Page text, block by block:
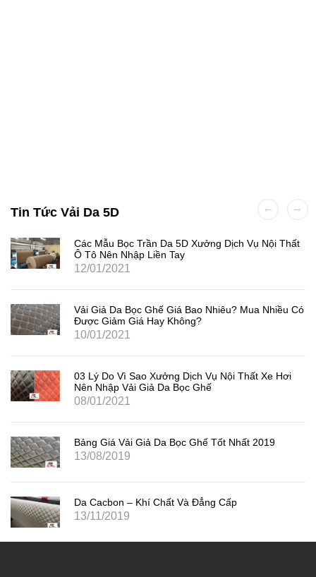
Tin Tức Vải Da 5D
Các Mẫu Bọc Trần Da 5D Xưởng Dịch Vụ Nội Thất
Ô Tô Nên Nhập Liền Tay
12/01/2021
Vải Giả Da Bọc Ghế Giá Bao Nhiêu? Mua Nhiều Có
Được Giảm Giá Hay Không?
10/01/2021
03 Lý Do Vì Sao Xưởng Dịch Vụ Nội Thất Xe Hơi
Nên Nhập Vải Giả Da Bọc Ghế
08/01/2021
Bảng Giá Vải Giả Da Bọc Ghế Tốt Nhất 2019
13/08/2019
Da Cacbon – Khí Chất Và Đẳng Cấp
13/11/2019